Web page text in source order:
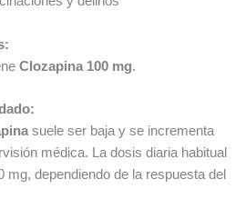
Clozapina 100 mg.
suele ser baja y se incrementa
médica. La dosis diaria habitual
mg, dependiendo de la respuesta del